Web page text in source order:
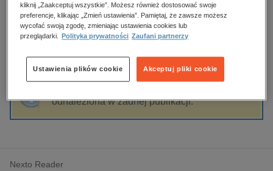
budownictwo, aranżacja wnętrz
biznesowe, branżowe, gospodarka
dzienniki
edukacja
hobby, sport, rozrywka
komputery, internet, technologie, informatyka
polityka, społeczno-informacyjne
Karolina Sztobryn
Sortowanie Filtrowanie
odnaleziona w żadnej publikacji.
Nexto Reader
kliknij „Zaakceptuj wszystkie”. Możesz również dostosować swoje
preferencje, klikając „Zmień ustawienia”. Pamiętaj, że zawsze możesz
wycofać swoją zgodę, zmieniając ustawienia cookies lub
przeglądarki.
Polityka prywatności Zaufani partnerzy
Akceptuj pliki cookie
Ustawienia plików cookie